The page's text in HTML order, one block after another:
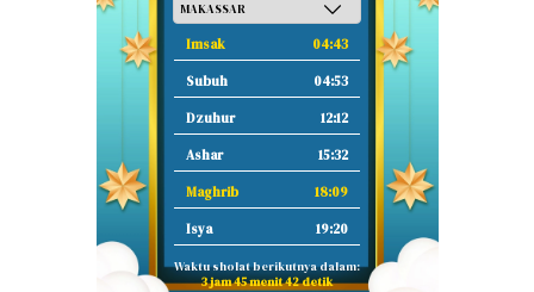
Imsak 04:43
Subuh 04:53
Dzuhur 12:12
Ashar 15:32
Maghrib 18:09
Isya 19:20
Waktu sholat berikutnya dalam:
3 jam 45 menit 41 detik